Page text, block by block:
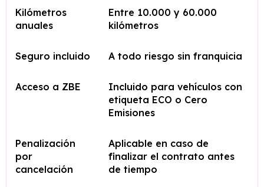
Kilómetros
anuales
Entre 10.000 y 60.000
kilómetros
Seguro incluido A todo riesgo sin franquicia
Acceso a ZBE
Incluido para vehículos con
etiqueta ECO o Cero
Emisiones
Penalización
por
cancelación
Aplicable en caso de
finalizar el contrato antes
de tiempo